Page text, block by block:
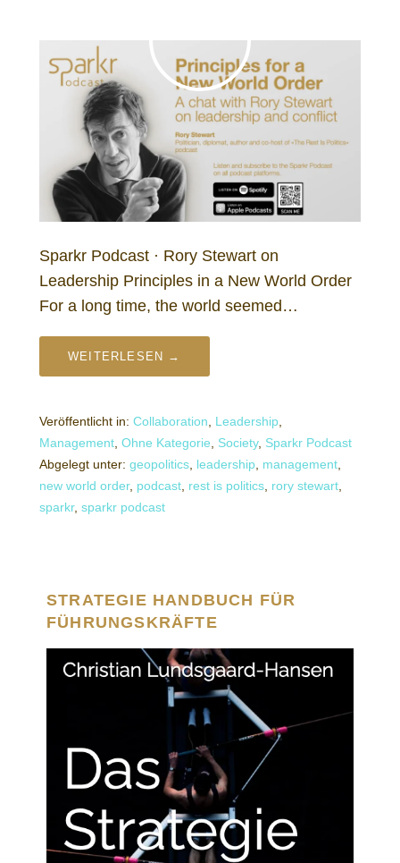
Sparkr Podcast · Rory Stewart on
Leadership Principles in a New World Order
For a long time, the world seemed…
WEITERLESEN →
Veröffentlicht in: Collaboration Leadership
Management Ohne Kategorie Society, Sparkr Podcast
Abgelegt unter: geopolitics leadership management
new world order, podcast rest is politics rory stewart
sparkr, sparkr podcast
STRATEGIE HANDBUCH FÜR
FÜHRUNGSKRÄFTE